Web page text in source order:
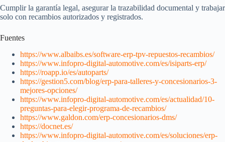
Cumplir la garantía legal, asegurar la trazabilidad documental y trabajar
solo con recambios autorizados y registrados.
Fuentes
https://www.albaibs.es/software-erp-tpv-repuestos-recambios/
https://www.infopro-digital-automotive.com/es/isiparts-erp/
https://roapp.io/es/autoparts/
https://gestion5.com/blog/erp-para-talleres-y-concesionarios-3-
mejores-opciones/
https://www.infopro-digital-automotive.com/es/actualidad/10-
preguntas-para-elegir-programa-de-recambios/
https://www.galdon.com/erp-concesionarios-dms/
https://docnet.es/
https://www.infopro-digital-automotive.com/es/soluciones/erp-